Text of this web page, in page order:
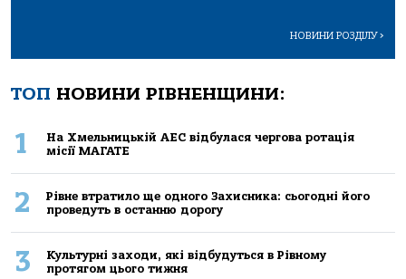
НОВИНИ РОЗДІЛУ>
ТОП НОВИНИ РІВНЕНЩИНИ:
1
На Хмельницькій АЕС відбулася чергова ротація
місії МАГАТЕ
2
Рівне втратило ще одного Захисника: сьогодні його
проведуть в останню дорогу
3
Культурні заходи, які відбудуться в Рівному
протягом цього тижня